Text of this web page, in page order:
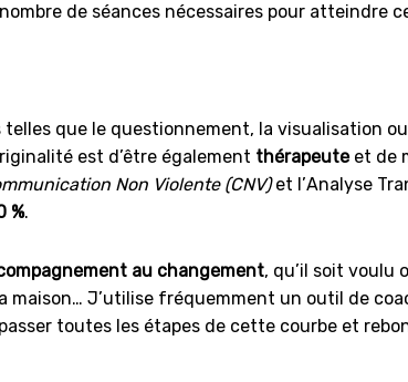
de séances nécessaires pour atteindre
que le questionnement, la visualisation
est d’être également thérapeuteet de
Non Violente(CNV)et l’Analyse
%.
au changement, qu’il soit voulu
J’utilise fréquemment un outil de
toutes les étapes de cette courbe et